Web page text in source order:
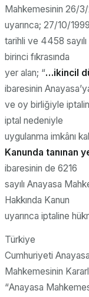
Mahkemesinin 26/3/
uyarınca; 27/10/1999
tarihli ve 4458
birinci fıkrasında
yer alan; “…ikincil
ibaresinin
ve oy birliğiyle
iptal nedeniyle
uygulanma imkânı
Kanunda tanınan
ibaresinin de 6216
sayılı Anayasa
Hakkında Kanun
uyarınca iptaline
Türkiye
Cumhuriyeti
Mahkemesinin
“Anayasa